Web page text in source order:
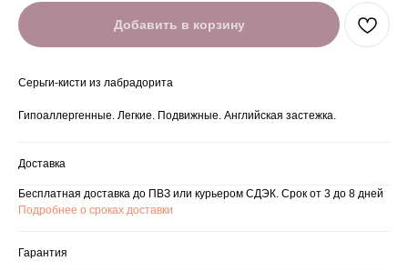
Добавить в корзину
Серьги-кисти из лабрадорита
Гипоаллергенные. Легкие. Подвижные. Английская застежка.
Доставка
Бесплатная доставка до ПВЗ или курьером СДЭК. Срок от 3 до 8 дней
Подробнее о сроках доставки
Гарантия